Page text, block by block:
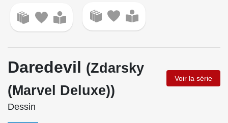
Daredevil (Zdarsky
(Marvel Deluxe))
Voir la série
Dessin